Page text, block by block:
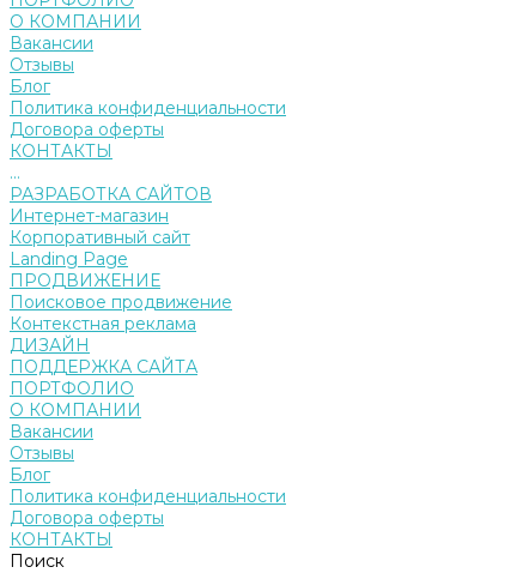
О КОМПАНИИ
Вакансии
Отзывы
Блог
Политика конфиденциальности
Договора оферты
КОНТАКТЫ
...
РАЗРАБОТКА САЙТОВ
Интернет-магазин
Корпоративный сайт
Landing Page
ПРОДВИЖЕНИЕ
Поисковое продвижение
Контекстная реклама
ДИЗАЙН
ПОДДЕРЖКА САЙТА
ПОРТФОЛИО
О КОМПАНИИ
Вакансии
Отзывы
Блог
Политика конфиденциальности
Договора оферты
КОНТАКТЫ
Поиск